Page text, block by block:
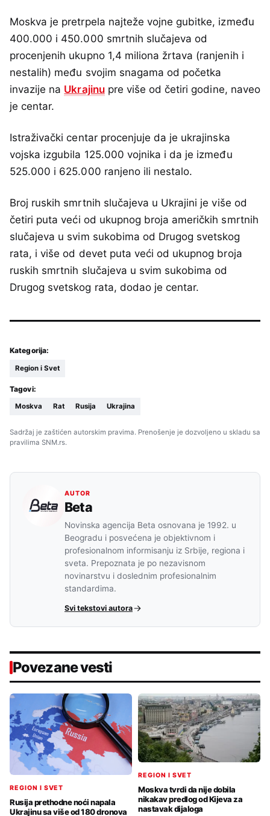
Moskva je pretrpela najteže vojne gubitke, između
400.000 i 450.000 smrtnih slučajeva od
procenjenih ukupno 1,4 miliona žrtava (ranjenih i
nestalih) među svojim snagama od početka
invazije na Ukrajinupre više od četiri godine, naveo
je centar.
Istraživački centar procenjuje da je ukrajinska
vojska izgubila 125.000 vojnika i da je između
525.000 i 625.000 ranjeno ili nestalo.
Broj ruskih smrtnih slučajeva u Ukrajini je više od
četiri puta veći od ukupnog broja američkih smrtnih
slučajeva u svim sukobima od Drugog svetskog
rata, i više od devet puta veći od ukupnog broja
ruskih smrtnih slučajeva u svim sukobima od
Drugog svetskog rata, dodao je centar.
Kategorija:
Region i Svet
Tagovi:
Moskva Rat Rusija Ukrajina
Sadržaj je zaštićen autorskim pravima. Prenošenje je dozvoljeno u skladu sa
pravilima SNM.rs.
AUTOR
Beta
Novinska agencija Beta osnovana je 1992. u
Beogradu i posvećena je objektivnom i
profesionalnom informisanju iz Srbije, regiona i
sveta. Prepoznata je po nezavisnom
novinarstvu i doslednim profesionalnim
standardima.
Svi tekstovi autora
Povezane vesti
REGION I SVET
Rusija prethodne noći napala
Ukrajinu sa više od 180 dronova
REGION I SVET
Moskva tvrdi da nije dobila
nikakav predlog od Kijeva za
nastavak dijaloga